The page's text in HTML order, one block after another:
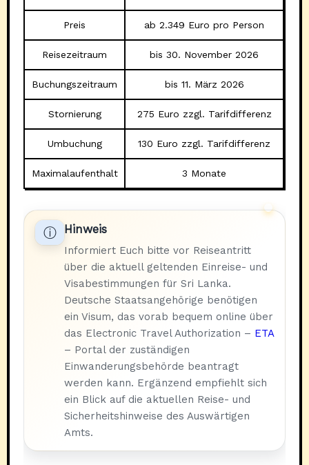
Preis ab 2.349 Euro pro Person
Reisezeitraum bis 30. November 2026
Buchungszeitraum bis 11. März 2026
Stornierung 275 Euro zzgl. Tarifdifferenz
Umbuchung 130 Euro zzgl. Tarifdifferenz
Maximalaufenthalt 3 Monate
ⓘ Hinweis
Informiert Euch bitte vor Reiseantritt
über die aktuell geltenden Einreise- und
Visabestimmungen für Sri Lanka.
Deutsche Staatsangehörige benötigen
ein Visum, das vorab bequem online über
das Electronic Travel Authorization – ETA
– Portal der zuständigen
Einwanderungsbehörde beantragt
werden kann. Ergänzend empfiehlt sich
ein Blick auf die aktuellen Reise- und
Sicherheitshinweise des Auswärtigen
Amts.